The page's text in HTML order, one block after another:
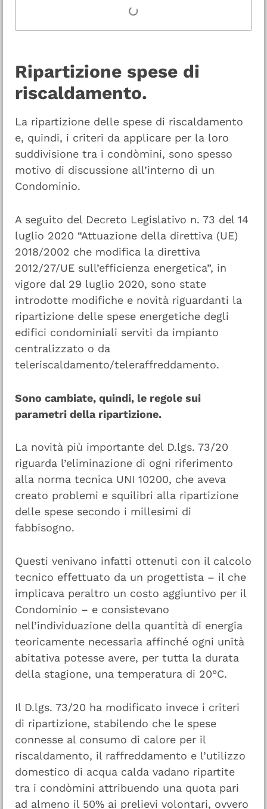
Ripartizione spese di
riscaldamento.
La ripartizione delle spese di riscaldamento
e, quindi, i criteri da applicare per la loro
suddivisione tra i condòmini, sono spesso
motivo di discussione all’interno di un
Condominio.
A seguito del Decreto Legislativo n. 73 del 14
luglio 2020 “Attuazione della direttiva (UE)
2018/2002 che modifica la direttiva
2012/27/UE sull’efficienza energetica”, in
vigore dal 29 luglio 2020, sono state
introdotte modifiche e novità riguardanti la
ripartizione delle spese energetiche degli
edifici condominiali serviti da impianto
centralizzato o da
teleriscaldamento/teleraffreddamento.
Sono cambiate, quindi, le regole sui
parametri della ripartizione.
La novità più importante del D.lgs. 73/20
riguarda l’eliminazione di ogni riferimento
alla norma tecnica UNI 10200, che aveva
creato problemi e squilibri alla ripartizione
delle spese secondo i millesimi di
fabbisogno.
Questi venivano infatti ottenuti con il calcolo
tecnico effettuato da un progettista – il che
implicava peraltro un costo aggiuntivo per il
Condominio – e consistevano
nell’individuazione della quantità di energia
teoricamente necessaria affinché ogni unità
abitativa potesse avere, per tutta la durata
della stagione, una temperatura di 20°C.
Il D.lgs. 73/20 ha modificato invece i criteri
di ripartizione, stabilendo che le spese
connesse al consumo di calore per il
riscaldamento, il raffreddamento e l’utilizzo
domestico di acqua calda vadano ripartite
tra i condòmini attribuendo una quota pari
ad almeno il 50% ai prelievi volontari, ovvero